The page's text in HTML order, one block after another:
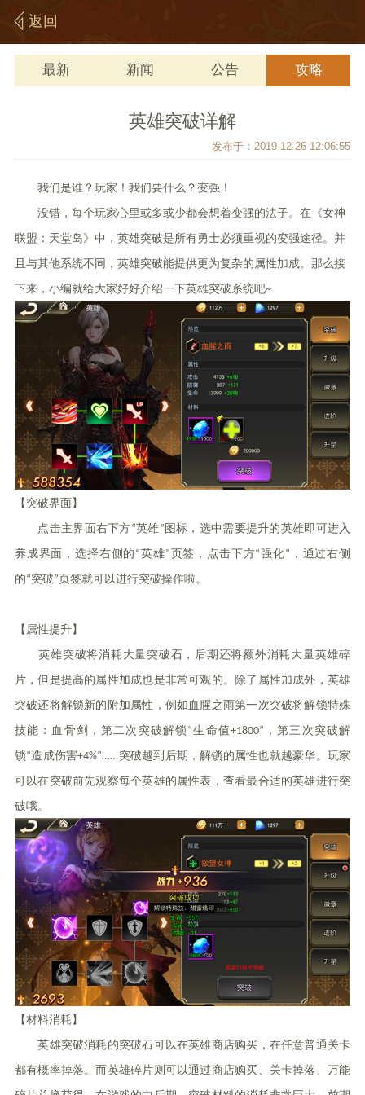
返回
最新 新闻 公告 攻略
英雄突破详解
发布于：2019-12-26 12:06:55
我们是谁？玩家！我们要什么？变强！
没错，每个玩家心里或多或少都会想着变强的法子。在《女神
联盟：天堂岛》中，英雄突破是所有勇士必须重视的变强途径。并
且与其他系统不同，英雄突破能提供更为复杂的属性加成。那么接
下来，小编就给大家好好介绍一下英雄突破系统吧~
【突破界面】
点击主界面右下方“英雄”图标，选中需要提升的英雄即可进入
养成界面，选择右侧的“英雄”页签，点击下方“强化”，通过右侧
的“突破”页签就可以进行突破操作啦。
【属性提升】
英雄突破将消耗大量突破石，后期还将额外消耗大量英雄碎
片，但是提高的属性加成也是非常可观的。除了属性加成外，英雄
突破还将解锁新的附加属性，例如血腥之雨第一次突破将解锁特殊
技能：血骨剑，第二次突破解锁“生命值+1800”，第三次突破解
锁“造成伤害+4%”……突破越到后期，解锁的属性也就越豪华。玩家
可以在突破前先观察每个英雄的属性表，查看最合适的英雄进行突
破哦。
【材料消耗】
英雄突破消耗的突破石可以在英雄商店购买，在任意普通关卡
都有概率掉落。而英雄碎片则可以通过商店购买、关卡掉落、万能